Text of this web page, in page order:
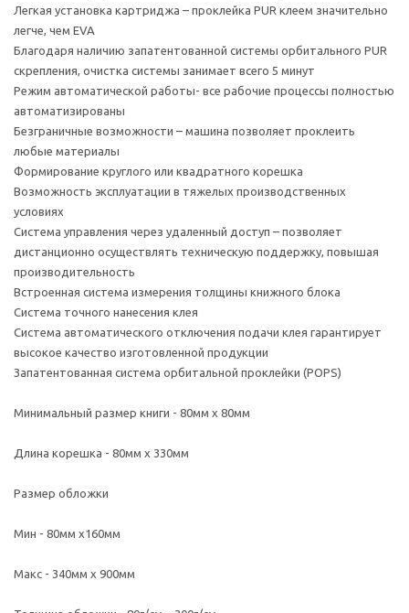
Легкая установка картриджа – проклейка PUR клеем значительно
легче, чем EVA
Благодаря наличию запатентованной системы орбитального PUR
скрепления, очистка системы занимает всего 5 минут
Режим автоматической работы- все рабочие процессы полностью
автоматизированы
Безграничные возможности – машина позволяет проклеить
любые материалы
Формирование круглого или квадратного корешка
Возможность эксплуатации в тяжелых производственных
условиях
Система управления через удаленный доступ – позволяет
дистанционно осуществлять техническую поддержку, повышая
производительность
Встроенная система измерения толщины книжного блока
Система точного нанесения клея
Система автоматического отключения подачи клея гарантирует
высокое качество изготовленной продукции
Запатентованная система орбитальной проклейки (POPS)
Минимальный размер книги - 80мм x 80мм
Длина корешка - 80мм x 330мм
Размер обложки
Мин - 80мм х160мм
Макс - 340мм x 900мм